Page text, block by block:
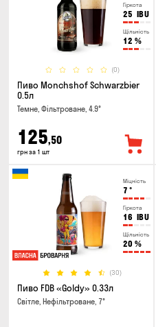
Гіркота
25 IBU
Щільність
12 %
(0)
Пиво Monchshof Schwarzbier
0.5л
Темне, Фільтроване, 4.9°
125,50
грн за 1 шт
Міцність
7 °
Гіркота
16 IBU
Щільність
20 %
(30)
Пиво FDB «Goldy» 0.33л
Світле, Нефільтроване, 7°